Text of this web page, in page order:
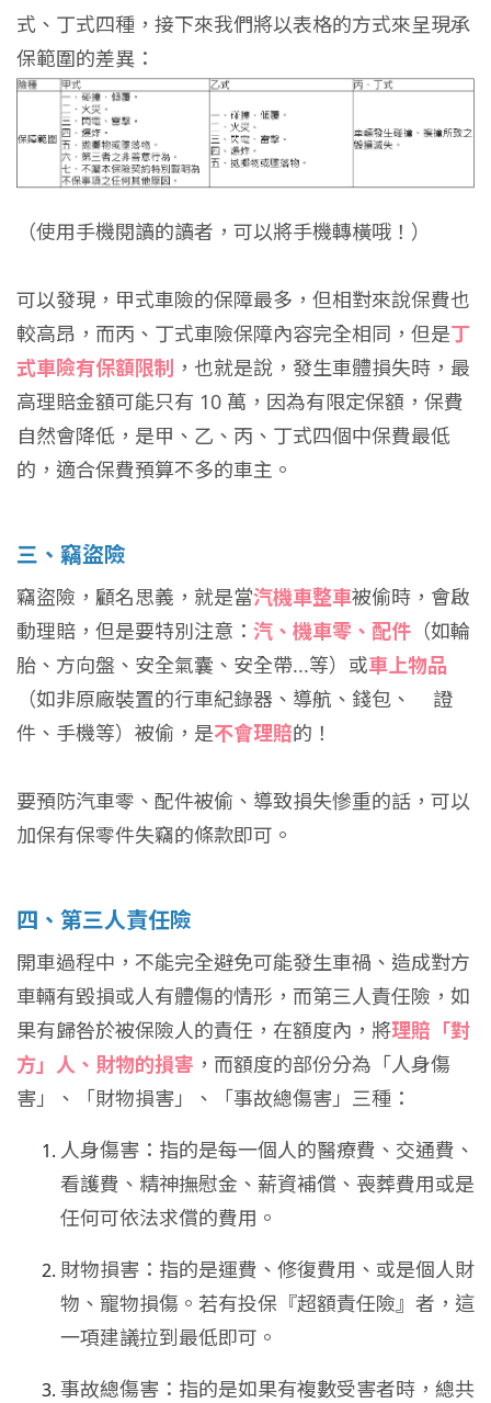
式、丁式四種，接下來我們將以表格的方式來呈現承
保範圍的差異：
（使用手機閱讀的讀者，可以將手機轉橫哦！）
可以發現，甲式車險的保障最多，但相對來說保費也
較高昂，而丙、丁式車險保障內容完全相同，但是丁
式車險有保額限制 ，也就是說，發生車體損失時，最
高理賠金額可能只有 10 萬，因為有限定保額，保費
自然會降低，是甲、乙、丙、丁式四個中保費最低
的，適合保費預算不多的車主。
三、竊盜險
竊盜險，顧名思義，就是當汽機車整車被偷時，會啟
動理賠，但是要特別注意： 汽、機車零、配件 （如輪
胎、方向盤、安全氣囊、安全帶...等）或車上物品
（如非原廠裝置的行車紀錄器、導航、錢包、 證
件、手機等）被偷，是不會理賠的！
要預防汽車零、配件被偷、導致損失慘重的話，可以
加保有保零件失竊的條款即可。
四、第三人責任險
開車過程中，不能完全避免可能發生車禍、造成對方
車輛有毀損或人有體傷的情形，而第三人責任險，如
果有歸咎於被保險人的責任，在額度內，將理賠「對
方」人、財物的損害 ，而額度的部份分為「人身傷
害」、「財物損害」、「事故總傷害」三種：
人身傷害：指的是每一個人的醫療費、交通費、
看護費、精神撫慰金、薪資補償、喪葬費用或是
任何可依法求償的費用。
財物損害：指的是運費、修復費用、或是個人財
物、寵物損傷。若有投保『超額責任險』者，這
一項建議拉到最低即可。
事故總傷害：指的是如果有複數受害者時，總共